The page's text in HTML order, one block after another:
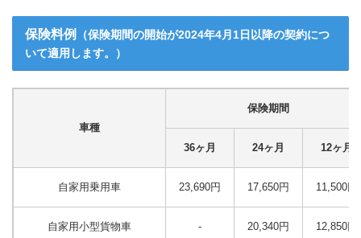
保険料例
（保険期間の開始が2024年4月1日以降の契約につ
いて適用します。）
車種
保険期間
36ヶ月 24ヶ月 12ヶ月
自家用乗用車 23,690円 17,650円 11,500円
自家用小型貨物車 - 20,340円 12,850円